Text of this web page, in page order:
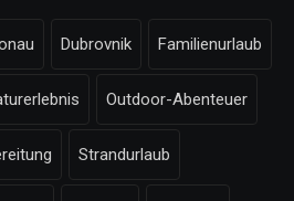
Dubrovnik Familienurlaub
Outdoor-Abenteuer
Strandurlaub